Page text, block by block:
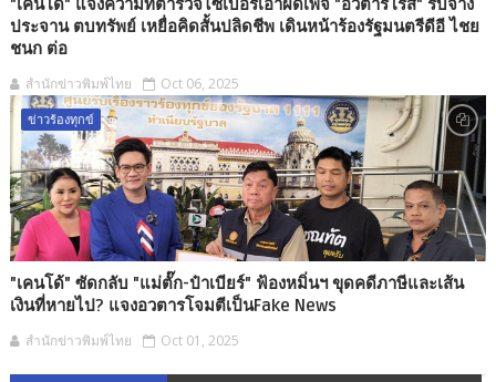
"เคนโด้" แจ้งความที่ตำรวจไซเบอร์เอาผิดเพจ "อวตารโรส" รับจ้าง
ประจาน ตบทรัพย์ เหยื่อคิดสั้นปลิดชีพ เดินหน้าร้องรัฐมนตรีดีอี ไชย
ชนก ต่อ
สำนักข่าวพิมพ์ไทย Oct 06, 2025
ข่าวร้องทุกข์
"เคนโด้" ซัดกลับ "แม่ตั๊ก-ป๋าเบียร์" ฟ้องหมิ่นฯ ขุดคดีภาษีและเส้น
เงินที่หายไป? แจงอวตารโจมตีเป็นFake News
สำนักข่าวพิมพ์ไทย Oct 01, 2025